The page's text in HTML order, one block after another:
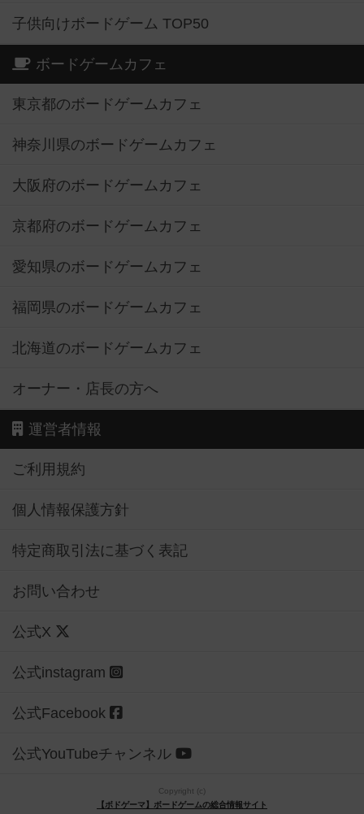
子供向けボードゲーム TOP50
ボードゲームカフェ
東京都のボードゲームカフェ
神奈川県のボードゲームカフェ
大阪府のボードゲームカフェ
京都府のボードゲームカフェ
愛知県のボードゲームカフェ
福岡県のボードゲームカフェ
北海道のボードゲームカフェ
オーナー・店長の方へ
運営者情報
ご利用規約
個人情報保護方針
特定商取引法に基づく表記
お問い合わせ
公式X
公式instagram
公式Facebook
公式YouTubeチャンネル
Copyright (c)
【ボドゲーマ】ボードゲームの総合情報サイト